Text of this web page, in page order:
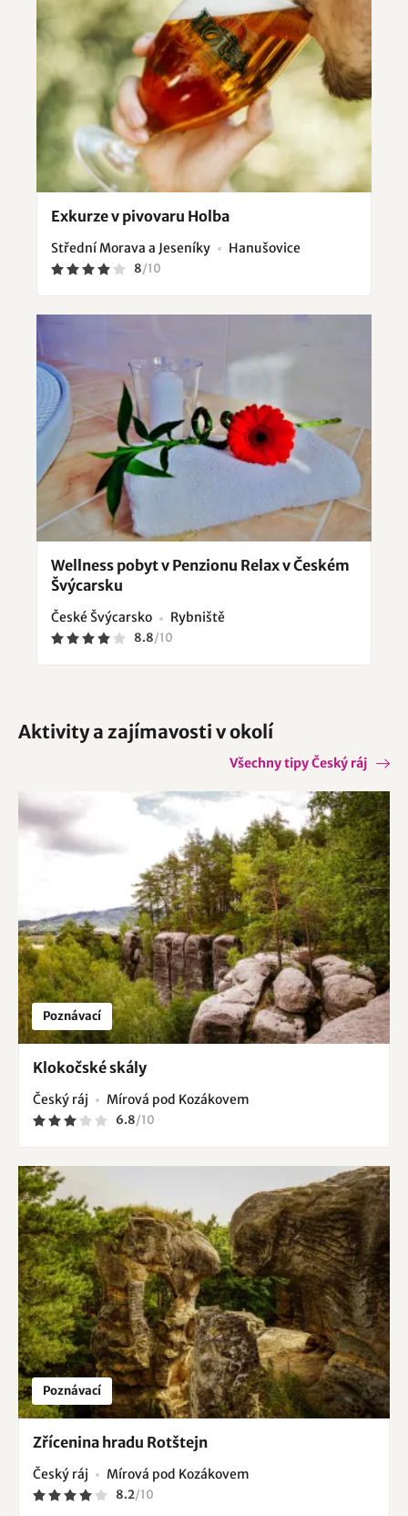
Exkurze v pivovaru Holba
Střední Morava a Jeseníky Hanušovice
8/10
Wellness pobyt v Penzionu Relax v Českém
Švýcarsku
České Švýcarsko Rybniště
8.8/10
Aktivity a zajímavosti v okolí
Všechny tipy Český ráj
Poznávací
Klokočské skály
Český ráj Mírová pod Kozákovem
6.8/10
Poznávací
Zřícenina hradu Rotštejn
Český ráj Mírová pod Kozákovem
8.2/10